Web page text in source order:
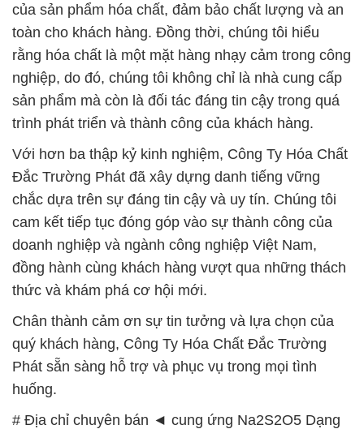
của sản phẩm hóa chất, đảm bảo chất lượng và an
toàn cho khách hàng. Đồng thời, chúng tôi hiểu
rằng hóa chất là một mặt hàng nhạy cảm trong công
nghiệp, do đó, chúng tôi không chỉ là nhà cung cấp
sản phẩm mà còn là đối tác đáng tin cậy trong quá
trình phát triển và thành công của khách hàng.
Với hơn ba thập kỷ kinh nghiệm, Công Ty Hóa Chất
Đắc Trường Phát đã xây dựng danh tiếng vững
chắc dựa trên sự đáng tin cậy và uy tín. Chúng tôi
cam kết tiếp tục đóng góp vào sự thành công của
doanh nghiệp và ngành công nghiệp Việt Nam,
đồng hành cùng khách hàng vượt qua những thách
thức và khám phá cơ hội mới.
Chân thành cảm ơn sự tin tưởng và lựa chọn của
quý khách hàng, Công Ty Hóa Chất Đắc Trường
Phát sẵn sàng hỗ trợ và phục vụ trong mọi tình
huống.
# Địa chỉ chuyên bán ◄ cung ứng Na2S2O5 Dạng